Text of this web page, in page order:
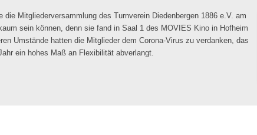
die Mitgliederversammlung des Turnverein Diedenbergen 1886 e.V. am
sein können, denn sie fand in Saal 1 des MOVIES Kino in Hofheim
Umstände hatten die Mitglieder dem Corona-Virus zu verdanken, das
ein hohes Maß an Flexibilität abverlangt.